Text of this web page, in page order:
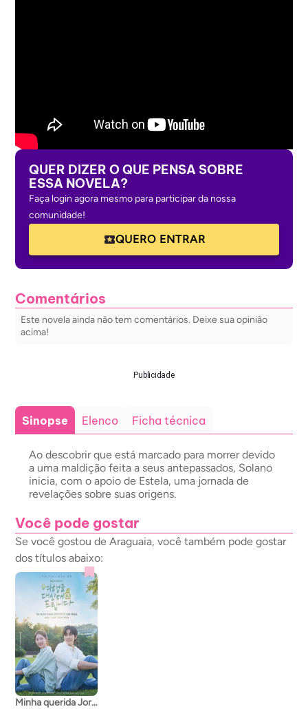
QUER DIZER O QUE PENSA SOBRE
ESSA NOVELA?
Faça login agora mesmo para participar da nossa
comunidade!
QUERO ENTRAR
Comentários
Este novela ainda não tem comentários. Deixe sua opinião
acima!
Publicidade
Sinopse Elenco Ficha técnica
Ao descobrir que está marcado para morrer devido
a uma maldição feita a seus antepassados, Solano
inicia, com o apoio de Estela, uma jornada de
revelações sobre suas origens.
Você pode gostar
Se você gostou de Araguaia, você também pode gostar
dos títulos abaixo:
Minha querida Jornada